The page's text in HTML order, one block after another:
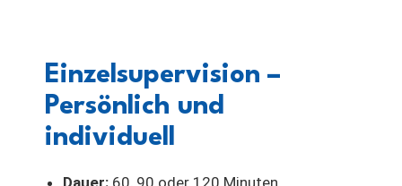
Einzelsupervision –
Persönlich und
individuell
Dauer: 60, 90 oder 120 Minuten